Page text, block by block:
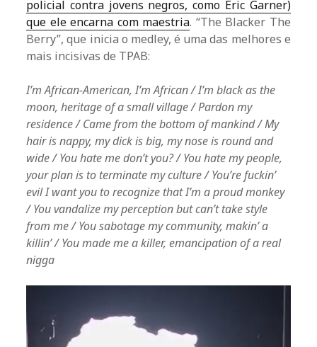
policial contra jovens negros, como Eric Garner)
que ele encarna com maestria. “The Blacker The
Berry”, que inicia o medley, é uma das melhores e
mais incisivas de TPAB:
I’m African-American, I’m African / I’m black as the
moon, heritage of a small village / Pardon my
residence / Came from the bottom of mankind /My
hair is nappy, my dick is big, my nose is round and
wide / You hate me don’t you? / You hate my people,
your plan is to terminate my culture / You’re fuckin’
evil I want you to recognize that I’m a proud monkey
/ You vandalize my perception but can’t take style
from me / You sabotage my community, makin’ a
killin’ / You made me a killer, emancipation of a real
nigga